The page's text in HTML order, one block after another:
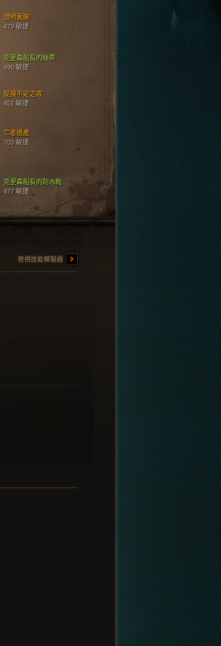
克里森船長的防水靴
477 敏捷
澄明裹腕
479 敏捷
亡者遺產
703 敏捷
克里森船長的絲帶
490 敏捷
捉摸不定之戒
451 敏捷
檢視技能模擬器